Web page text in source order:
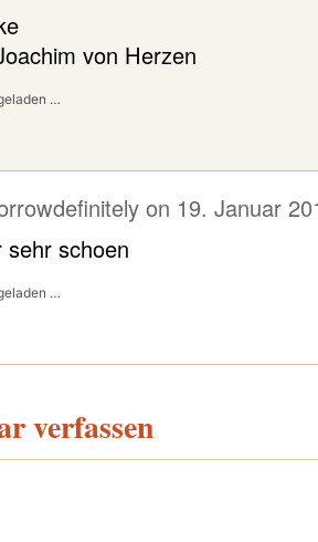
von Herzen
…
on 19. Januar
sehr schoen
…
verfassen